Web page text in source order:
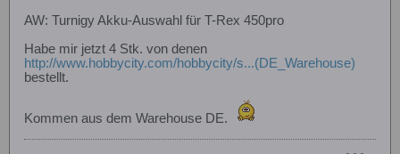
AW: Turnigy Akku-Auswahl für T-Rex 450pro
Habe mir jetzt 4 Stk. von denen
http://www.hobbycity.com/hobbycity/s...(DE_Warehouse)
bestellt.
Kommen aus dem Warehouse DE.